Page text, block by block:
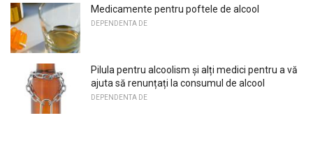
Medicamente pentru poftele de alcool
DEPENDENTA DE
Pilula pentru alcoolism și alți medici pentru a vă
ajuta să renunțați la consumul de alcool
DEPENDENTA DE